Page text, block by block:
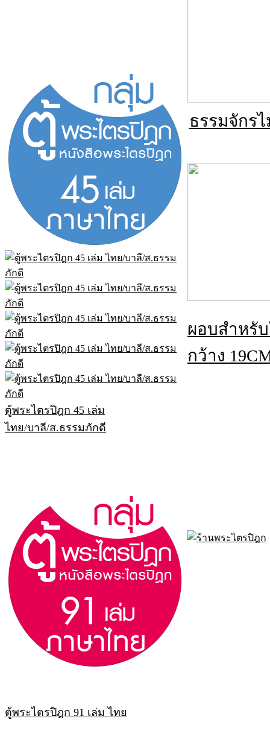
ตู้พระไตรปิฎก 45 เล่ม
ไทย/บาลี/ส.ธรรมภักดี
ตู้พระไตรปิฎก 91 เล่ม ไทย
ธรรมจักร
ผอบสำหรั
กว้าง